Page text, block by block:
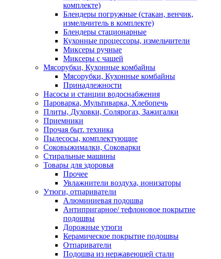
комплекте)
Блендеры погружные (стакан, венчик,
измельчитель в комплекте)
Блендеры стационарные
Кухонные процессоры, измельчители
Миксеры ручные
Миксеры с чашей
Мясорубки, Кухонные комбайны
Мясорубки, Кухонные комбайны
Принадлежности
Насосы и станции водоснабжения
Пароварка, Мультиварка, Хлебопечь
Плиты, Духовки, Солярогаз, Зажигалки
Приемники
Прочая быт. техника
Пылесосы, комплектующие
Соковыжималки, Соковарки
Стиральные машины
Товары для здоровья
Прочее
Увлажнители воздуха, ионизаторы
Утюги, отпариватели
Алюминиевая подошва
Антипригарное/ тефлоновое покрытие
подошвы
Дорожные утюги
Керамическое покрытие подошвы
Отпариватели
Подошва из нержавеющей стали